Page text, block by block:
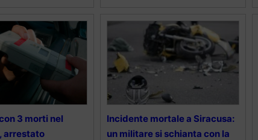
3 morti nel
arrestato
Incidente mortale a Siracusa:
un militare si schianta con la